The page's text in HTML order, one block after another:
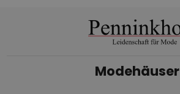
Modehäuser